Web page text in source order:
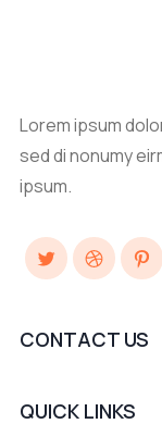
Lorem ipsum
sed di nonumy
ipsum.
Twitter
CONTACT US
QUICK LINKS